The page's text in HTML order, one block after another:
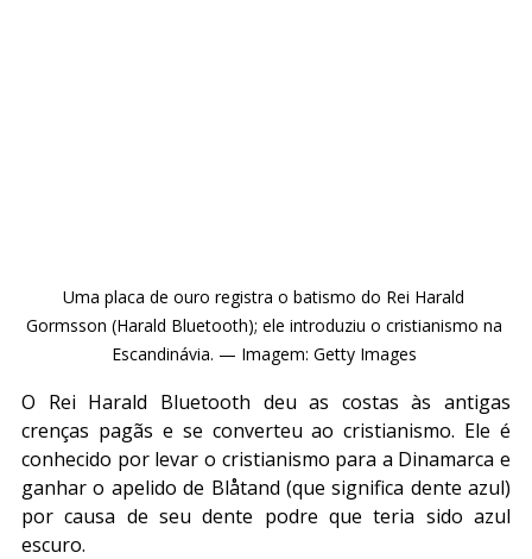
Uma placa de ouro registra o batismo do Rei Harald
Gormsson (Harald Bluetooth); ele introduziu o cristianismo na
Escandinávia. — Imagem: Getty Images
O Rei Harald Bluetooth deu as costas às antigas
crenças pagãs e se converteu ao cristianismo. Ele é
conhecido por levar o cristianismo para a Dinamarca e
ganhar o apelido de Blåtand (que significa dente azul)
por causa de seu dente podre que teria sido azul
escuro.